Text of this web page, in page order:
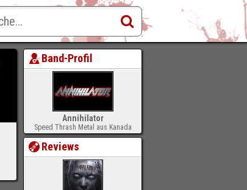
Band-Profil
Annihilator
Speed Thrash Metal aus Kanada
Reviews